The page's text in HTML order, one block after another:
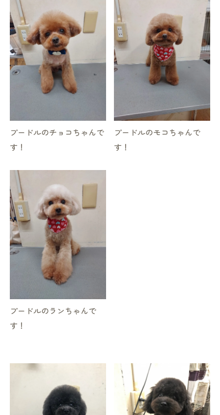
プードルのチョコちゃんで
す！
プードルのモコちゃんで
す！
プードルのランちゃんで
す！